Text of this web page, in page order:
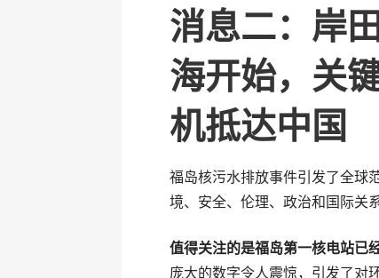
消息二：岸
海开始，关
机抵达中国
福岛核污水排放事件引发了全球
境、安全、伦理、政治和国际关
值得关注的是福岛第一核电站已
庞大的数字令人震惊，引发了对